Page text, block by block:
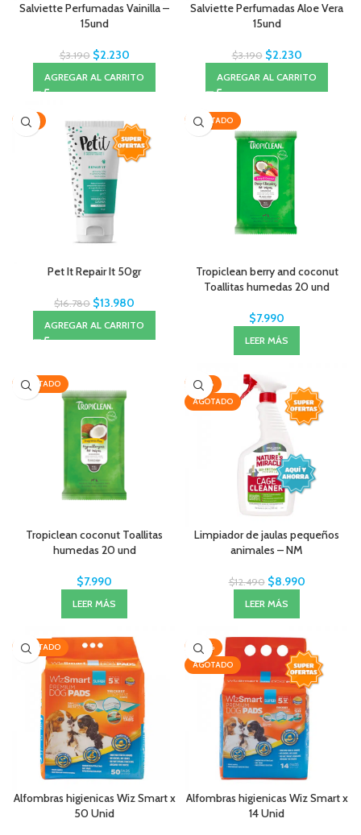
Salviette Perfumadas Vainilla –
15und
$3.190 $2.230
AGREGAR AL CARRITO
Salviette Perfumadas Aloe Vera
15und
$3.190 $2.230
AGREGAR AL CARRITO
-17%
Pet It Repair It 50gr
$16.780 $13.980
AGREGAR AL CARRITO
AGOTADO
Tropiclean berry and coconut
Toallitas humedas 20 und
$7.990
LEER MÁS
AGOTADO
Tropiclean coconut Toallitas
humedas 20 und
$7.990
LEER MÁS
-28%
AGOTADO
Limpiador de jaulas pequeños
animales – NM
$12.490 $8.990
LEER MÁS
AGOTADO
Alfombras higienicas Wiz Smart x
50 Unid
-20%
AGOTADO
Alfombras higienicas Wiz Smart x
14 Unid